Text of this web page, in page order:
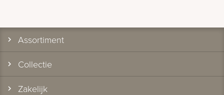
Assortiment
Collectie
Zakelijk